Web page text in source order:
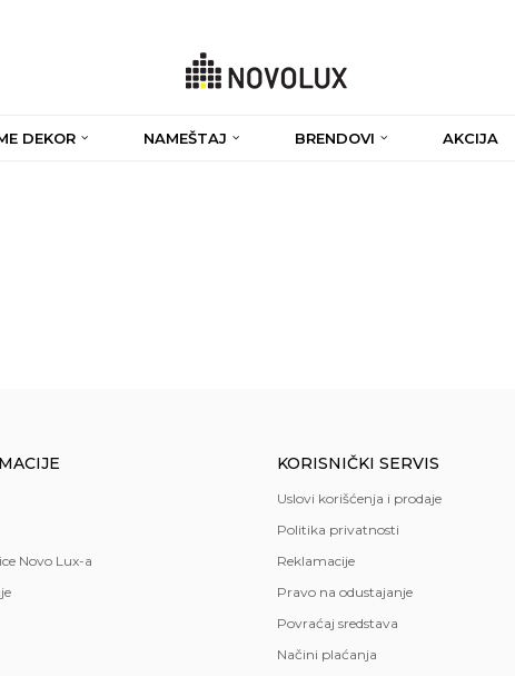
DEKOR NAMEŠTAJ BRENDOVI AKCIJA
Novo Lux-a
KORISNIČKI SERVIS
Uslovi korišćenja i prodaje
Politika privatnosti
Reklamacije
Pravo na odustajanje
Povraćaj sredstava
Načini plaćanja